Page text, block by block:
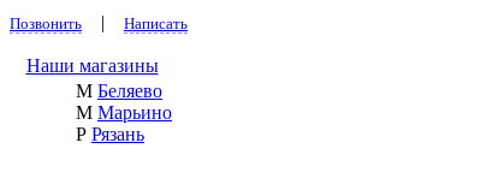
Позвонить | Написать
Наши магазины
М Беляево
М Марьино
Р Рязань